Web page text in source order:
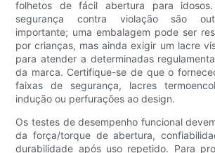
folhetos de fácil abertura para
segurança contra violação são
importante; uma embalagem pode ser
por crianças, mas ainda exigir um lacre
para atender a determinadas
da marca. Certifique-se de que o
faixas de segurança, lacres
indução ou perfurações ao design.
Os testes de desempenho funcional
da força/torque de abertura,
durabilidade após uso repetido. Para